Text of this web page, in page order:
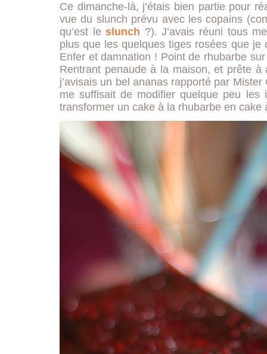
Ce dimanche-là, j’étais bien partie pour
vue du slunch prévu avec les copains
qu’est leslunch ?). J’avais réuni tous
plus que les quelques tiges rosées que je
Enfer et damnation ! Point de rhubarbe
Rentrant penaude à la maison, et prête
j’avisais un bel ananas rapporté par
me suffisait de modifier quelque peu les
transformer un cake à la rhubarbe en cake